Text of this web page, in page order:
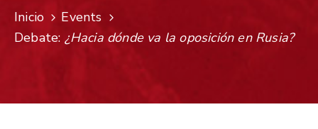
Inicio
Events
Debate: ¿Hacia dónde va la oposición en Rusia?